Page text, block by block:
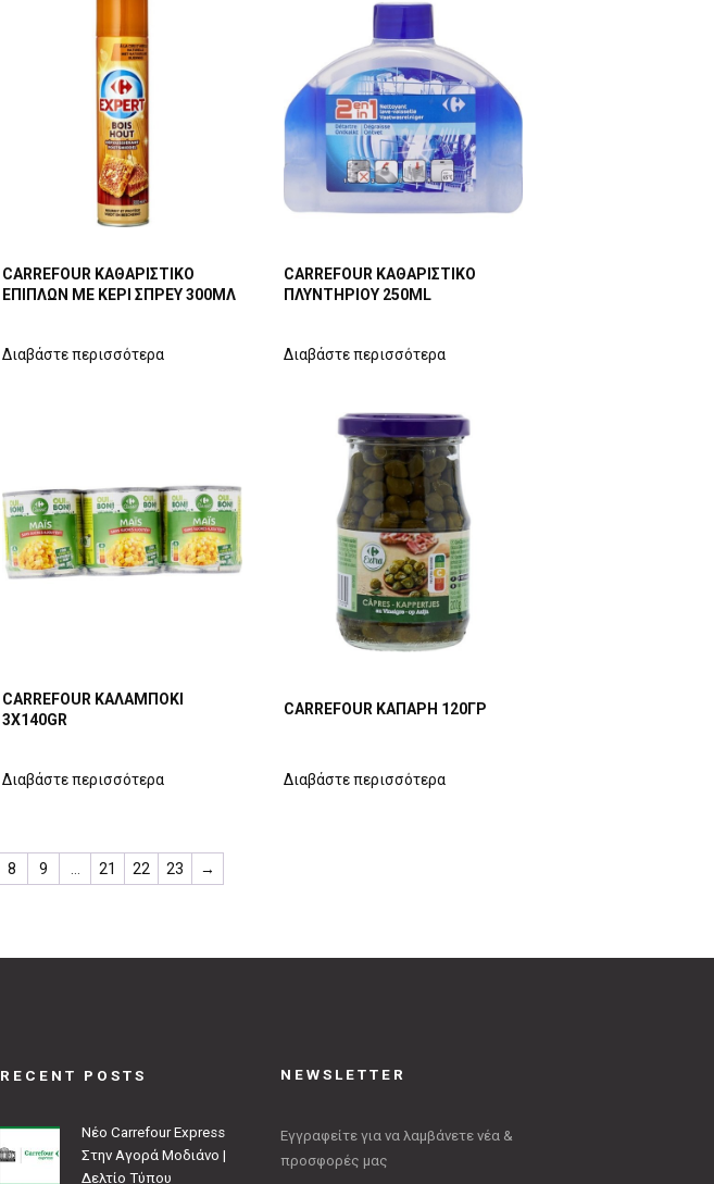
CARREFOUR ΚΑΘΑΡΙΣΤΙΚΟ
ΕΠΙΠΛΩΝ ΜΕ ΚΕΡΙ ΣΠΡΕΥ 300ΜΛ
Διαβάστε περισσότερα
CARREFOUR ΚΑΘΑΡΙΣΤΙΚΟ
ΠΛΥΝΤΗΡΙΟΥ 250ML
Διαβάστε περισσότερα
CARREFOUR ΚΑΛΑΜΠΟΚΙ
3Χ140GR
Διαβάστε περισσότερα
CARREFOUR ΚΑΠΑΡΗ 120ΓΡ
Διαβάστε περισσότερα
8 9 … 21 22 23 →
RECENT POSTS
Νέο Carrefour Express
Στην Αγορά Μοδιάνο |
Δελτίο Τύπου
NEWSLETTER
Εγγραφείτε για να λαμβάνετε νέα &
προσφορές μας